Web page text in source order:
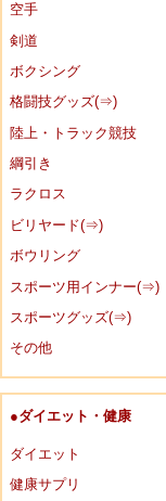
空手
剣道
ボクシング
格闘技グッズ(⇒)
陸上・トラック競技
綱引き
ラクロス
ビリヤード(⇒)
ボウリング
スポーツ用インナー(⇒)
スポーツグッズ(⇒)
その他
●ダイエット・健康
ダイエット
健康サプリ